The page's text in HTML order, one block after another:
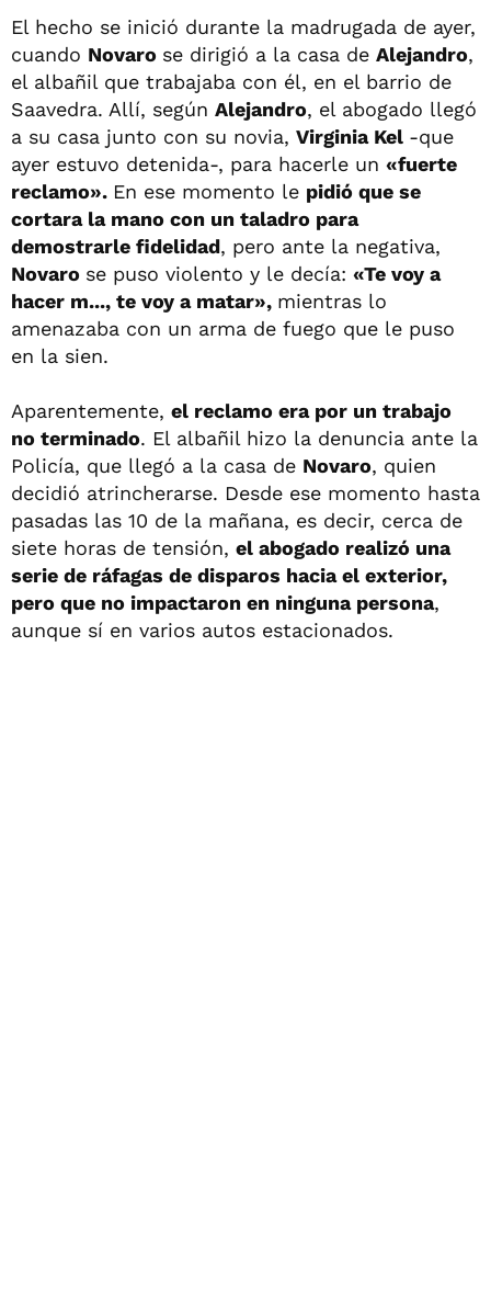
El hecho se inició durante la madrugada de ayer,
cuando Novaro se dirigió a la casa de Alejandro,
el albañil que trabajaba con él, en el barrio de
Saavedra. Allí, según Alejandro, el abogado llegó
a su casa junto con su novia, Virginia Kel -que
ayer estuvo detenida-, para hacerle un «fuerte
reclamo». En ese momento le pidió que se
cortara la mano con un taladro para
demostrarle fidelidad, pero ante la negativa,
Novaro se puso violento y le decía: «Te voy a
hacer m..., te voy a matar», mientras lo
amenazaba con un arma de fuego que le puso
en la sien.
Aparentemente, el reclamo era por un trabajo
no terminado. El albañil hizo la denuncia ante la
Policía, que llegó a la casa de Novaro, quien
decidió atrincherarse. Desde ese momento hasta
pasadas las 10 de la mañana, es decir, cerca de
siete horas de tensión, el abogado realizó una
serie de ráfagas de disparos hacia el exterior,
pero que no impactaron en ninguna persona,
aunque sí en varios autos estacionados.